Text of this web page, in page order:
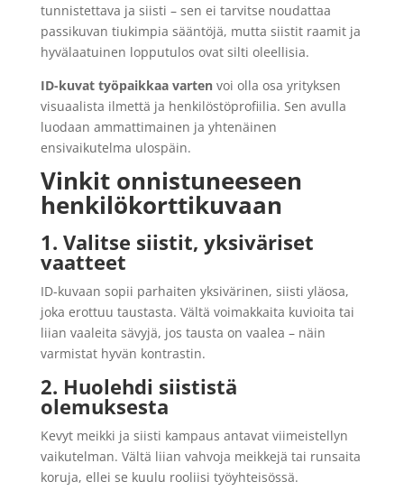
tunnistettava ja siisti – sen ei tarvitse noudattaa
passikuvan tiukimpia sääntöjä, mutta siistit raamit ja
hyvälaatuinen lopputulos ovat silti oleellisia.
ID-kuvat työpaikkaa vartenvoi olla osa yrityksen
visuaalista ilmettä ja henkilöstöprofiilia. Sen avulla
luodaan ammattimainen ja yhtenäinen
ensivaikutelma ulospäin.
Vinkit onnistuneeseen
henkilökorttikuvaan
1. Valitse siistit, yksiväriset
vaatteet
ID-kuvaan sopii parhaiten yksivärinen, siisti yläosa,
joka erottuu taustasta. Vältä voimakkaita kuvioita tai
liian vaaleita sävyjä, jos tausta on vaalea – näin
varmistat hyvän kontrastin.
2. Huolehdi siististä
olemuksesta
Kevyt meikki ja siisti kampaus antavat viimeistellyn
vaikutelman. Vältä liian vahvoja meikkejä tai runsaita
koruja, ellei se kuulu rooliisi työyhteisössä.